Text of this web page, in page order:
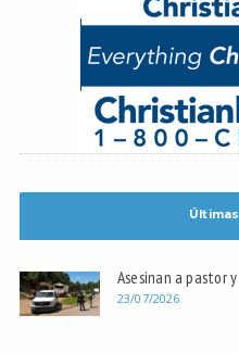
Asesinan a pastor
23/07/2026